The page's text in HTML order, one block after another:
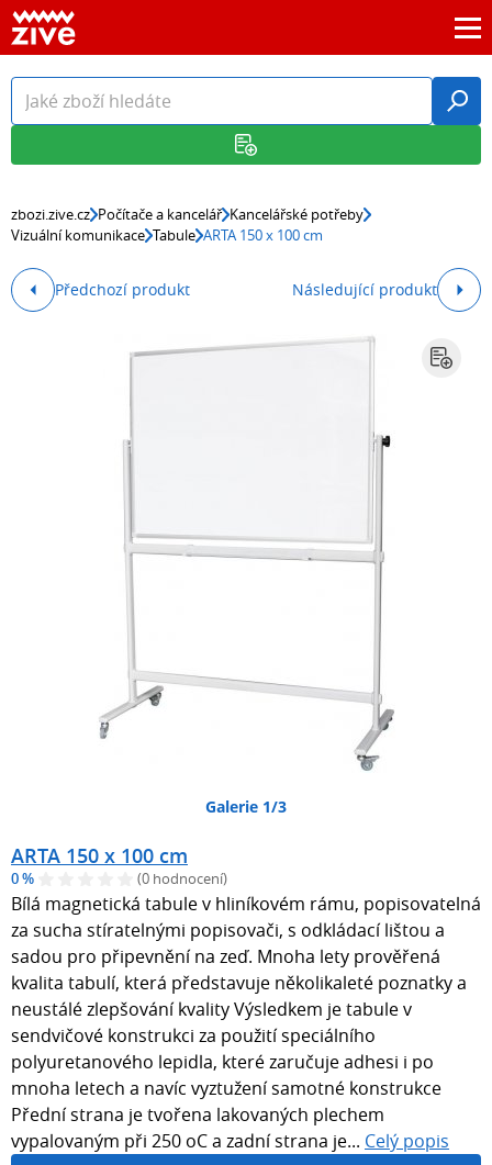
zbozi.zive.cz Počítače a kancelář Kancelářské potřeby
Vizuální komunikace Tabule ARTA 150 x 100 cm
Předchozí produkt Následující produkt
Galerie 1/3
ARTA 150 x 100 cm
0 % (0 hodnocení)
Bílá magnetická tabule v hliníkovém rámu, popisovatelná
za sucha stíratelnými popisovači, s odkládací lištou a
sadou pro připevnění na zeď. Mnoha lety prověřená
kvalita tabulí, která představuje několikaleté poznatky a
neustálé zlepšování kvality Výsledkem je tabule v
sendvičové konstrukci za použití speciálního
polyuretanového lepidla, které zaručuje adhesi i po
mnoha letech a navíc vyztužení samotné konstrukce
Přední strana je tvořena lakovaných plechem
vypalovaným při 250 oC a zadní strana je... Celý popis